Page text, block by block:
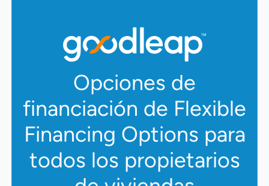
Opciones de
financiación de Flexible
Financing Options para
todos los propietarios